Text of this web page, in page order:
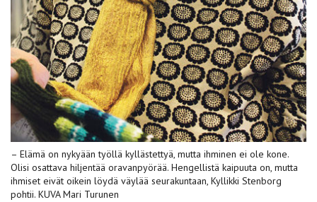
– Elämä on nykyään työllä kyllästettyä, mutta ihminen ei ole kone.
Olisi osattava hiljentää oravanpyörää. Hengellistä kaipuuta on, mutta
ihmiset eivät oikein löydä väylää seurakuntaan, Kyllikki Stenborg
pohtii. KUVA Mari Turunen